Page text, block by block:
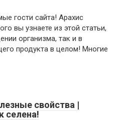
гости сайта! Арахис
вы узнаете из этой статьи,
организма, так и в
продукта в целом! Многие
свойства |
селена!